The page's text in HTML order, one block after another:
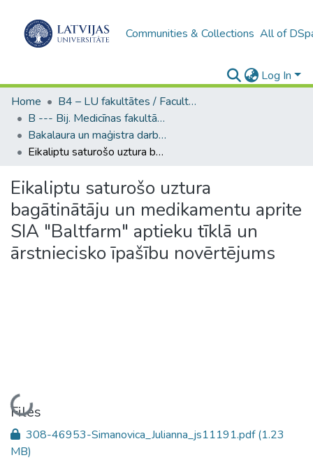
Communities & Collections All of
Log In
Home
B4 – LU fakultātes / Faculties of the UL
B --- Bij. Medicīnas fakultātes studentu noslēguma darbi / Faculty of Medicine - Graduate works
Bakalaura un maģistra darbi (MF) / Bachelor's and Master's theses
Eikaliptu saturošo uztura bagātinātāju un medikamentu aprite SIA "Baltfarm" aptieku tīklā un ārstniecisko īpašību novērtējums
Eikaliptu saturošo uztura
bagātinātāju un medikamentu aprite
SIA "Baltfarm" aptieku tīklā un
ārstniecisko īpašību novērtējums
Loading...
Files
308-46953-Simanovica_Julianna_js11191.pdf(1.23
MB)